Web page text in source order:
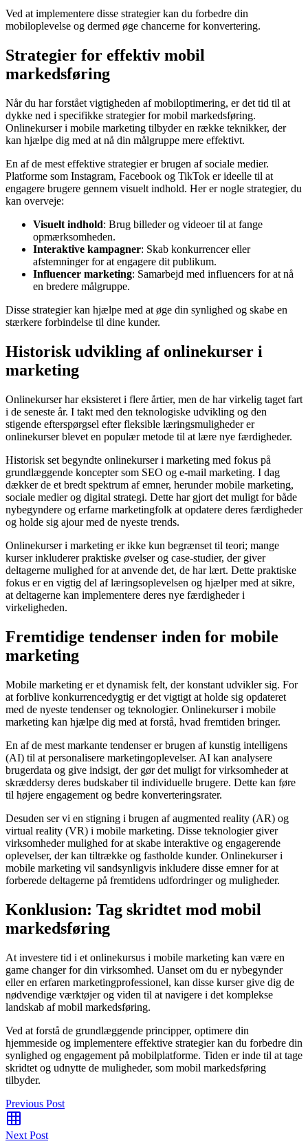
Ved at implementere disse strategier kan du forbedre din
mobiloplevelse og dermed øge chancerne for konvertering.
Strategier for effektiv mobil
markedsføring
Når du har forstået vigtigheden af mobiloptimering, er det tid til at
dykke ned i specifikke strategier for mobil markedsføring.
Onlinekurser i mobile marketing tilbyder en række teknikker, der
kan hjælpe dig med at nå din målgruppe mere effektivt.
En af de mest effektive strategier er brugen af sociale medier.
Platforme som Instagram, Facebook og TikTok er ideelle til at
engagere brugere gennem visuelt indhold. Her er nogle strategier, du
kan overveje:
Visuelt indhold: Brug billeder og videoer til at fange
opmærksomheden.
Interaktive kampagner: Skab konkurrencer eller
afstemninger for at engagere dit publikum.
Influencer marketing: Samarbejd med influencers for at nå
en bredere målgruppe.
Disse strategier kan hjælpe med at øge din synlighed og skabe en
stærkere forbindelse til dine kunder.
Historisk udvikling af onlinekurser i
marketing
Onlinekurser har eksisteret i flere årtier, men de har virkelig taget fart
i de seneste år. I takt med den teknologiske udvikling og den
stigende efterspørgsel efter fleksible læringsmuligheder er
onlinekurser blevet en populær metode til at lære nye færdigheder.
Historisk set begyndte onlinekurser i marketing med fokus på
grundlæggende koncepter som SEO og e-mail marketing. I dag
dækker de et bredt spektrum af emner, herunder mobile marketing,
sociale medier og digital strategi. Dette har gjort det muligt for både
nybegyndere og erfarne marketingfolk at opdatere deres færdigheder
og holde sig ajour med de nyeste trends.
Onlinekurser i marketing er ikke kun begrænset til teori; mange
kurser inkluderer praktiske øvelser og case-studier, der giver
deltagerne mulighed for at anvende det, de har lært. Dette praktiske
fokus er en vigtig del af læringsoplevelsen og hjælper med at sikre,
at deltagerne kan implementere deres nye færdigheder i
virkeligheden.
Fremtidige tendenser inden for mobile
marketing
Mobile marketing er et dynamisk felt, der konstant udvikler sig. For
at forblive konkurrencedygtig er det vigtigt at holde sig opdateret
med de nyeste tendenser og teknologier. Onlinekurser i mobile
marketing kan hjælpe dig med at forstå, hvad fremtiden bringer.
En af de mest markante tendenser er brugen af kunstig intelligens
(AI) til at personalisere marketingoplevelser. AI kan analysere
brugerdata og give indsigt, der gør det muligt for virksomheder at
skræddersy deres budskaber til individuelle brugere. Dette kan føre
til højere engagement og bedre konverteringsrater.
Desuden ser vi en stigning i brugen af augmented reality (AR) og
virtual reality (VR) i mobile marketing. Disse teknologier giver
virksomheder mulighed for at skabe interaktive og engagerende
oplevelser, der kan tiltrække og fastholde kunder. Onlinekurser i
mobile marketing vil sandsynligvis inkludere disse emner for at
forberede deltagerne på fremtidens udfordringer og muligheder.
Konklusion: Tag skridtet mod mobil
markedsføring
At investere tid i et onlinekursus i mobile marketing kan være en
game changer for din virksomhed. Uanset om du er nybegynder
eller en erfaren marketingprofessionel, kan disse kurser give dig de
nødvendige værktøjer og viden til at navigere i det komplekse
landskab af mobil markedsføring.
Ved at forstå de grundlæggende principper, optimere din
hjemmeside og implementere effektive strategier kan du forbedre din
synlighed og engagement på mobilplatforme. Tiden er inde til at tage
skridtet og udnytte de muligheder, som mobil markedsføring
tilbyder.
Previous Post
Next Post